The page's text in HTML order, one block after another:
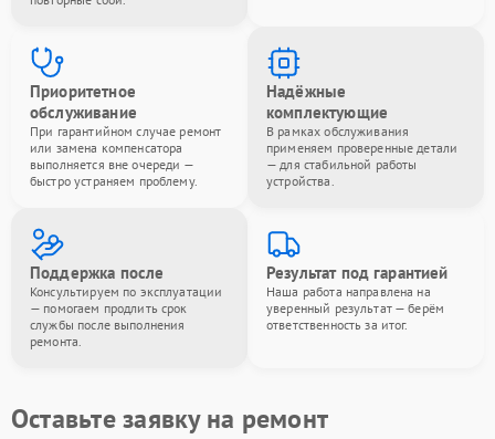
Приоритетное
обслуживание
При гарантийном случае ремонт
или замена компенсатора
выполняется вне очереди —
быстро устраняем проблему.
Надёжные
комплектующие
В рамках обслуживания
применяем проверенные детали
— для стабильной работы
устройства.
Поддержка после
Консультируем по эксплуатации
— помогаем продлить срок
службы после выполнения
ремонта.
Результат под гарантией
Наша работа направлена на
уверенный результат — берём
ответственность за итог.
Оставьте заявку на ремонт